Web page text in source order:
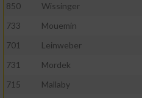
850
Wissinger
733
Mouemin
701
Leinweber
731
Mordek
715
Mallaby